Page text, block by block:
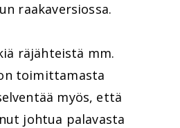
raakaversiossa.
räjähteistä mm.
toimittamasta
myös, että
johtua palavasta